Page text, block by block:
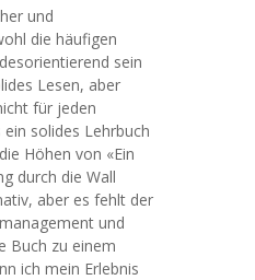
und
die häufigen
sein
Lesen, aber
für jeden
solides Lehrbuch
Höhen von «Ein
durch die Wall
aber es fehlt der
und
Buch zu einem
ich mein Erlebnis